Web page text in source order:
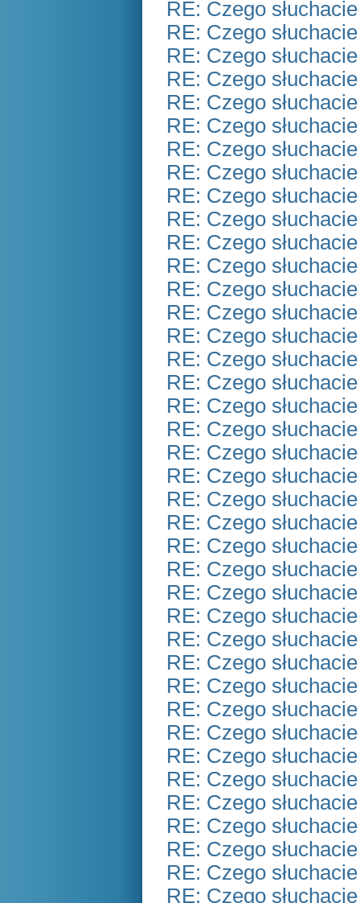
RE: Czego
RE: Czego
RE: Czego
RE: Czego
RE: Czego
RE: Czego
RE: Czego
RE: Czego
RE: Czego
RE: Czego
RE: Czego
RE: Czego
RE: Czego
RE: Czego
RE: Czego
RE: Czego
RE: Czego
RE: Czego
RE: Czego
RE: Czego
RE: Czego
RE: Czego
RE: Czego
RE: Czego
RE: Czego
RE: Czego
RE: Czego
RE: Czego
RE: Czego
RE: Czego
RE: Czego
RE: Czego
RE: Czego
RE: Czego
RE: Czego
RE: Czego
RE: Czego
RE: Czego
RE: Czego